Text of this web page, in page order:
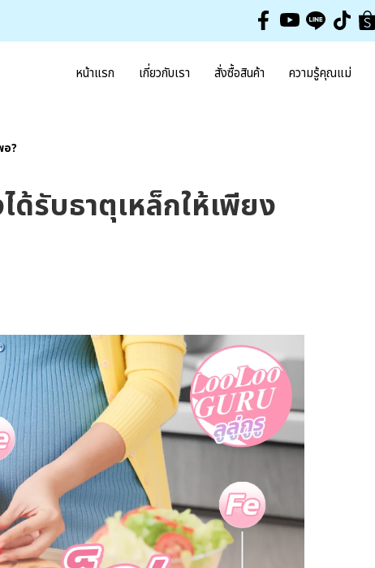
หน้าแรก เกี่ยวกับเรา สั่งซื้อสินค้า ความรู้คุณแม่
อ?
รับธาตุเหล็กให้เพียง